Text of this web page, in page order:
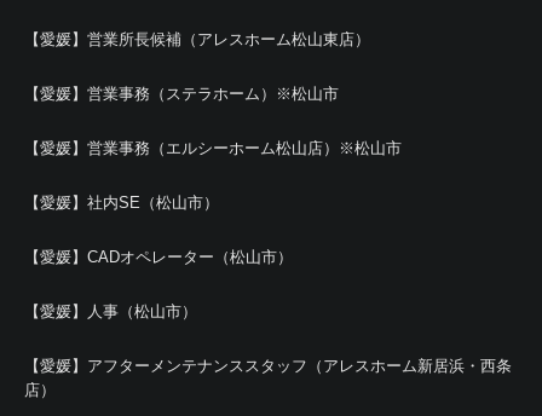
【愛媛】営業所長候補（アレスホーム松山東店）
【愛媛】営業事務（ステラホーム）※松山市
【愛媛】営業事務（エルシーホーム松山店）※松山市
【愛媛】社内SE（松山市）
【愛媛】CADオペレーター（松山市）
【愛媛】人事（松山市）
【愛媛】アフターメンテナンススタッフ（アレスホーム新居浜・西条
店）